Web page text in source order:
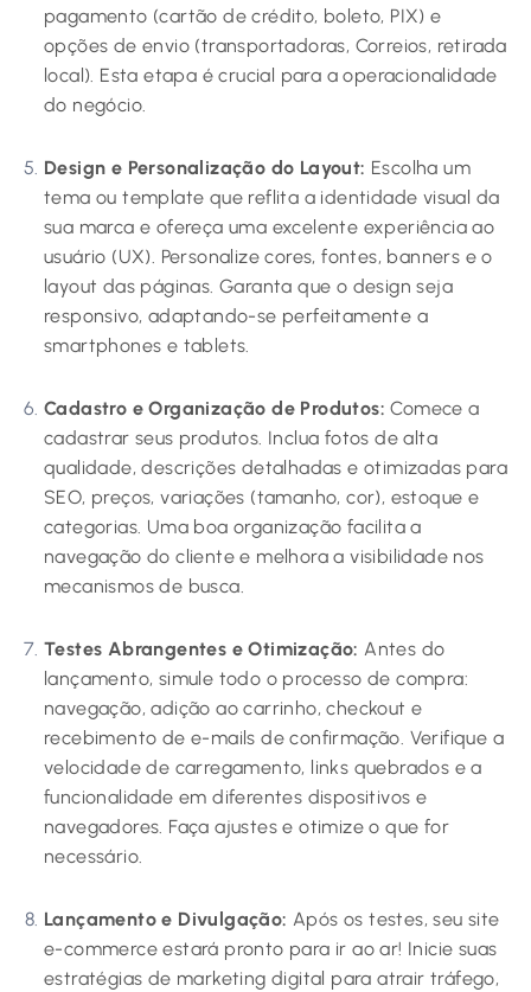
pagamento (cartão de crédito, boleto, PIX) e
opções de envio (transportadoras, Correios, retirada
local). Esta etapa é crucial para a operacionalidade
do negócio.
Design e Personalização do Layout: Escolha um
tema ou template que reflita a identidade visual da
sua marca e ofereça uma excelente experiência ao
usuário (UX). Personalize cores, fontes, banners e o
layout das páginas. Garanta que o design seja
responsivo, adaptando-se perfeitamente a
smartphones e tablets.
Cadastro e Organização de Produtos: Comece a
cadastrar seus produtos. Inclua fotos de alta
qualidade, descrições detalhadas e otimizadas para
SEO, preços, variações (tamanho, cor), estoque e
categorias. Uma boa organização facilita a
navegação do cliente e melhora a visibilidade nos
mecanismos de busca.
Testes Abrangentes e Otimização: Antes do
lançamento, simule todo o processo de compra:
navegação, adição ao carrinho, checkout e
recebimento de e-mails de confirmação. Verifique a
velocidade de carregamento, links quebrados e a
funcionalidade em diferentes dispositivos e
navegadores. Faça ajustes e otimize o que for
necessário.
Lançamento e Divulgação: Após os testes, seu site
e-commerce estará pronto para ir ao ar! Inicie suas
estratégias de marketing digital para atrair tráfego,